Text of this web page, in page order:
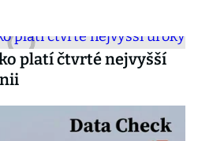
platí čtvrté nejvyšší